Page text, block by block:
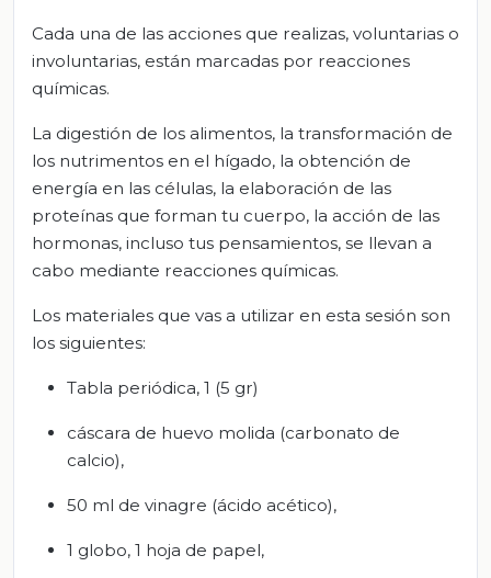
Cada una de las acciones que realizas, voluntarias o
involuntarias, están marcadas por reacciones
químicas.
La digestión de los alimentos, la transformación de
los nutrimentos en el hígado, la obtención de
energía en las células, la elaboración de las
proteínas que forman tu cuerpo, la acción de las
hormonas, incluso tus pensamientos, se llevan a
cabo mediante reacciones químicas.
Los materiales que vas a utilizar en esta sesión son
los siguientes:
Tabla periódica, 1 (5 gr)
cáscara de huevo molida (carbonato de
calcio),
50 ml de vinagre (ácido acético),
1 globo, 1 hoja de papel,